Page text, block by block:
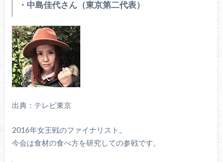
・中島佳代さん（東京第二代表）
出典：テレビ東京
2016年女王戦のファイナリスト。
今会は食材の食べ方を研究しての参戦です。